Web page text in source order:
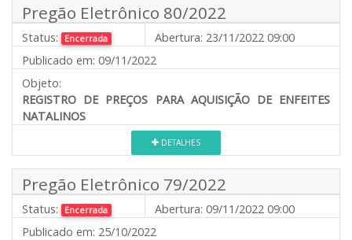
Pregão Eletrônico 80/2022
Status: Encerrada Abertura: 23/11/2022 09:00
Publicado em: 09/11/2022
Objeto:
REGISTRO DE PREÇOS PARA AQUISIÇÃO DE ENFEITES
NATALINOS
DETALHES
Pregão Eletrônico 79/2022
Status: Encerrada Abertura: 09/11/2022 09:00
Publicado em: 25/10/2022